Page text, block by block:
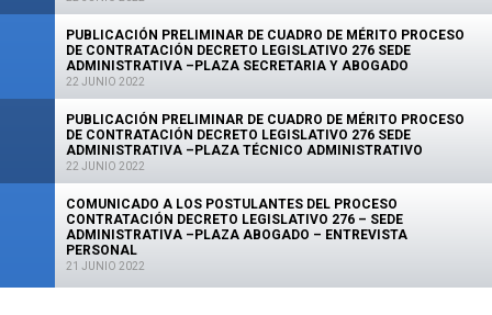
PUBLICACIÓN PRELIMINAR DE CUADRO DE MÉRITO PROCESO
DE CONTRATACIÓN DECRETO LEGISLATIVO 276 SEDE
ADMINISTRATIVA –PLAZA SECRETARIA Y ABOGADO
22 JUNIO 2022
PUBLICACIÓN PRELIMINAR DE CUADRO DE MÉRITO PROCESO
DE CONTRATACIÓN DECRETO LEGISLATIVO 276 SEDE
ADMINISTRATIVA –PLAZA TÉCNICO ADMINISTRATIVO
22 JUNIO 2022
COMUNICADO A LOS POSTULANTES DEL PROCESO
CONTRATACIÓN DECRETO LEGISLATIVO 276 – SEDE
ADMINISTRATIVA –PLAZA ABOGADO – ENTREVISTA
PERSONAL
21 JUNIO 2022